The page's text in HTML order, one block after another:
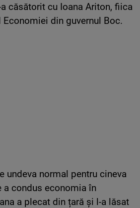
căsătorit cu Ioana Ariton, fiica
din guvernul Boc.
undeva normal pentru cineva
a condus economia în
a plecat din țară și l-a lăsat